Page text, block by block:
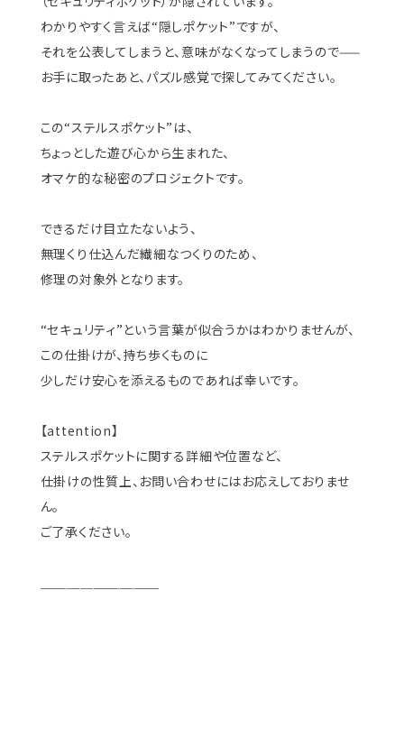
わかりやすく言えば“隠しポケット”ですが、
それを公表してしまうと、意味がなくなってしまうので——
お手に取ったあと、パズル感覚で探してみてください。
この“ステルスポケット”は、
ちょっとした遊び心から生まれた、
オマケ的な秘密のプロジェクトです。
できるだけ目立たないよう、
無理くり仕込んだ繊細なつくりのため、
修理の対象外となります。
“セキュリティ”という言葉が似合うかはわかりませんが、
この仕掛けが、持ち歩くものに
少しだけ安心を添えるものであれば幸いです。
【attention】
ステルスポケットに関する詳細や位置など、
仕掛けの性質上、お問い合わせにはお応えしておりませ
ん。
ご了承ください。